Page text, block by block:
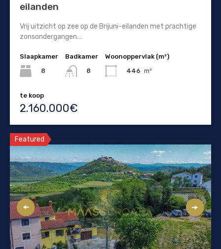
eilanden
Vrij uitzicht op zee op de Brijuni-eilanden met prachtige
zonsondergangen.…
Slaapkamer
8
Badkamer
8
Woonoppervlak (m²)
446 m²
te koop
2.160.000€
Featured